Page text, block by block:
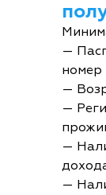
—
—
—
—
—